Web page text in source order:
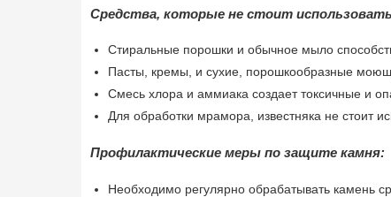
Средства, которые не стоит
Стиральные порошки и обычное мыло
Пасты, кремы, и сухие, порошкообразные
Смесь хлора и аммиака создает токсичные и
Для обработки мрамора, известняка не стоит
Профилактические меры по защите камня:
Необходимо регулярно обрабатывать камень